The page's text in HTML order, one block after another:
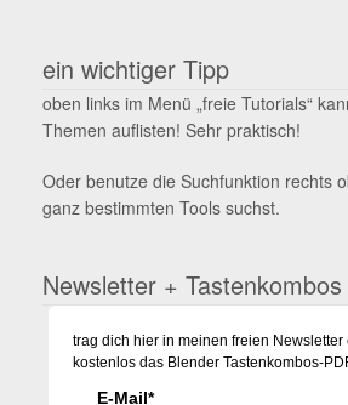
ein wichtiger Tipp
oben links im Menü „freie Tutorials“
Themen auflisten! Sehr praktisch!
Oder benutze die Suchfunktion rechts
ganz bestimmten Tools suchst.
Newsletter +
trag dich hier in meinen freien Newsletter
kostenlos das Blender Tastenkombos-
E-Mail*